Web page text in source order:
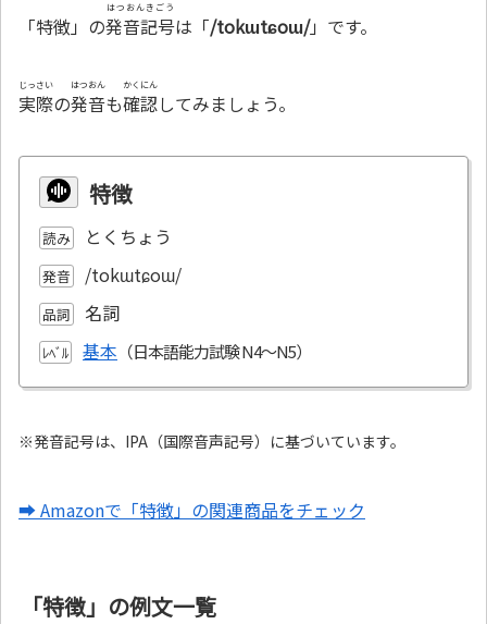
「特徴」の発音記号
はつおんきごう
は「/tokɯtɕoɯ/」です。
実際
じっさい
の発音
はつおん
も確認
かくにん
してみましょう。
特徴
読み とくちょう
発音 /tokɯtɕoɯ/
品詞 名詞
ﾚﾍﾞﾙ 基本
※発音記号は、IPA（国際音声記号）に基づいています。
➡ Amazonで「特徴」の関連商品をチェック
「特徴」の例文一覧